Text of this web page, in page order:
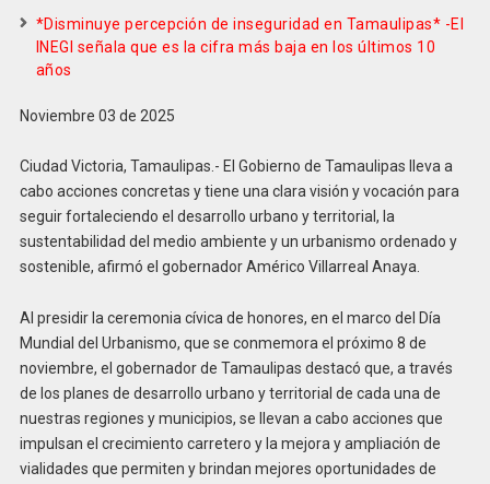
*Disminuye percepción de inseguridad en Tamaulipas* -El
INEGI señala que es la cifra más baja en los últimos 10
años
Noviembre 03 de 2025
Ciudad Victoria, Tamaulipas.- El Gobierno de Tamaulipas lleva a
cabo acciones concretas y tiene una clara visión y vocación para
seguir fortaleciendo el desarrollo urbano y territorial, la
sustentabilidad del medio ambiente y un urbanismo ordenado y
sostenible, afirmó el gobernador Américo Villarreal Anaya.
Al presidir la ceremonia cívica de honores, en el marco del Día
Mundial del Urbanismo, que se conmemora el próximo 8 de
noviembre, el gobernador de Tamaulipas destacó que, a través
de los planes de desarrollo urbano y territorial de cada una de
nuestras regiones y municipios, se llevan a cabo acciones que
impulsan el crecimiento carretero y la mejora y ampliación de
vialidades que permiten y brindan mejores oportunidades de